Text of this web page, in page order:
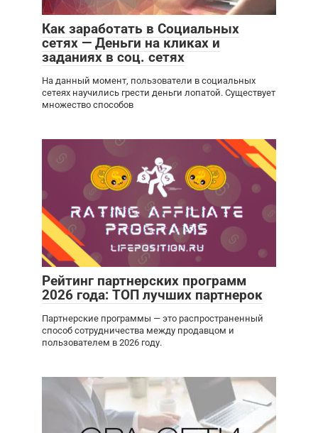
Как заработать в Социальных
сетях — Деньги на кликах и
заданиях в соц. сетях
На данный момент, пользователи в социальных
сетеях научились грести деньги лопатой. Существует
множество способов
Рейтинг партнерских программ
2026 года: ТОП лучших партнерок
Партнерские программы — это распространенный
способ сотрудничества между продавцом и
пользователем в 2026 году.